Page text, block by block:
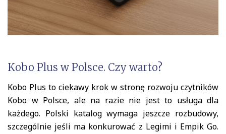
Kobo Plus w Polsce. Czy warto?
Kobo Plus to ciekawy krok w stronę rozwoju czytników
Kobo w Polsce, ale na razie nie jest to usługa dla
każdego. Polski katalog wymaga jeszcze rozbudowy,
szczególnie jeśli ma konkurować z Legimi i Empik Go.